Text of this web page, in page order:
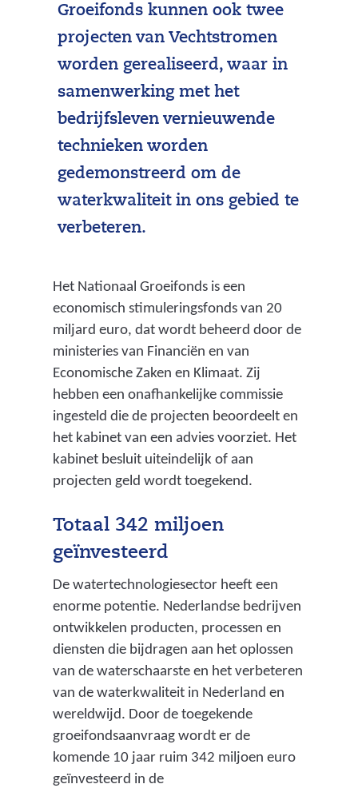
Groeifonds kunnen ook twee
projecten van Vechtstromen
worden gerealiseerd, waar in
samenwerking met het
bedrijfsleven vernieuwende
technieken worden
gedemonstreerd om de
waterkwaliteit in ons gebied te
verbeteren.
Het Nationaal Groeifonds is een
economisch stimuleringsfonds van 20
miljard euro, dat wordt beheerd door de
ministeries van Financiën en van
Economische Zaken en Klimaat. Zij
hebben een onafhankelijke commissie
ingesteld die de projecten beoordeelt en
het kabinet van een advies voorziet. Het
kabinet besluit uiteindelijk of aan
projecten geld wordt toegekend.
Totaal 342 miljoen
geïnvesteerd
De watertechnologiesector heeft een
enorme potentie. Nederlandse bedrijven
ontwikkelen producten, processen en
diensten die bijdragen aan het oplossen
van de waterschaarste en het verbeteren
van de waterkwaliteit in Nederland en
wereldwijd. Door de toegekende
groeifondsaanvraag wordt er de
komende 10 jaar ruim 342 miljoen euro
geïnvesteerd in de